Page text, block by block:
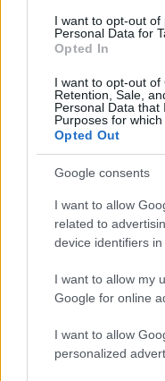
I want to opt-out of
Personal Data for
Opted In
I want to opt-out of
Retention, Sale,
Personal Data that
Purposes for which
Opted Out
Google consents
I want to allow
related to
device identifiers in
I want to allow my
Google for online
I want to allow
personalized
Belváros-Lipótváros
játszótér
Város-Teampannon
Újragondolják
Indulhat a Honvéd tér
klímatudatos
középpontba.